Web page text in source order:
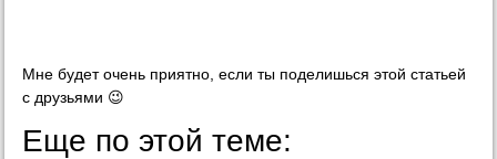
Мне будет очень приятно, если ты поделишься этой статьей
с друзьями 😉
Еще по этой теме: